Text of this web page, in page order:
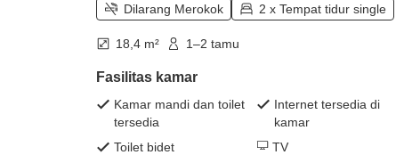
Dilarang Merokok 2 x Tempat tidur single
18,4 m² 1–2 tamu
Fasilitas kamar
Kamar mandi dan toilet
tersedia
Internet tersedia di
kamar
Toilet bidet
TV